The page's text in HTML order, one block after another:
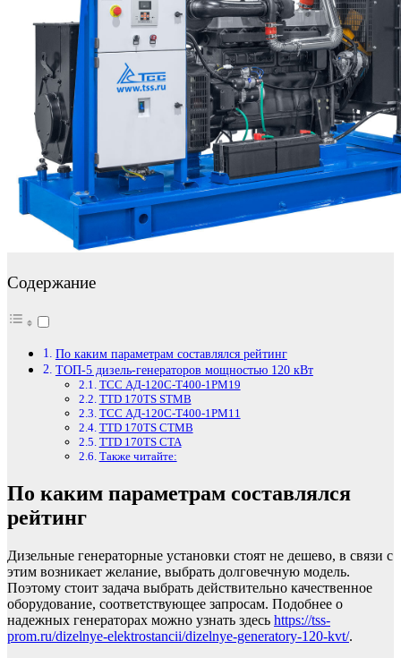
Содержание
По каким параметрам составлялся рейтинг
ТОП-5 дизель-генераторов мощностью 120 кВт
ТСС АД-120С-Т400-1РМ19
TTD 170TS STMB
ТСС АД-120С-Т400-1РМ11
TTD 170TS CTMB
TTD 170TS CTA
Также читайте:
По каким параметрам составлялся
рейтинг
Дизельные генераторные установки стоят не дешево, в связи с
этим возникает желание, выбрать долговечную модель.
Поэтому стоит задача выбрать действительно качественное
оборудование, соответствующее запросам. Подобнее о
надежных генераторах можно узнать здесь https://tss-
prom.ru/dizelnye-elektrostancii/dizelnye-generatory-120-kvt/.